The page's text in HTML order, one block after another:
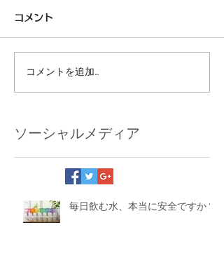
コメント
コメントを追加…
ソーシャルメディア
毎日飲む水、本当に安全ですか？